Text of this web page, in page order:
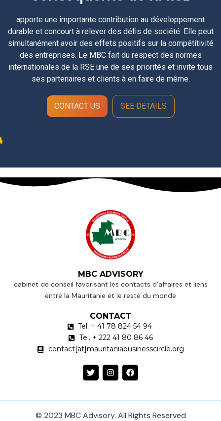
apporte une importante contribution au développement
durable et concourt à relever des défis de société. Elle peut
simultanément avoir des effets positifs sur la compétitivité
des entreprises. Le MBC fait du respect des normes
internationales de la RSE une de ses priorités et invite tous
ses partenaires et clients à en faire de même.
CONTACT US SEE DETAILS
MBC ADVISORY
cabinet de conseil favorisant les contacts d’affaires et liens
entre la Mauritanie et le reste du monde
CONTACT
Tel. + 41 78 824 54 94
Tel. + 222 41 80 86 46
contact[at]mauritaniabusinesscircle.org
© 2023 MBC Advisory​. All Rights Reserved